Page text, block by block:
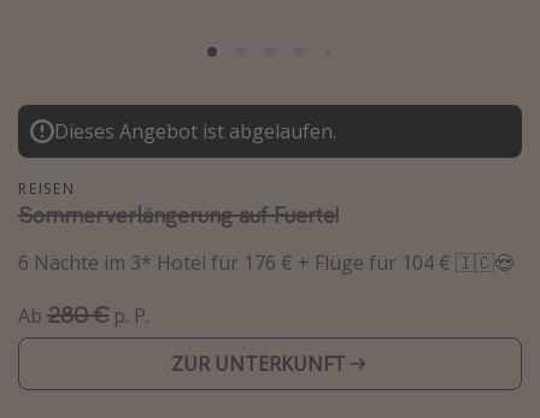
St. Lucia Urlaub
Kefalonia Urlaub
Krabi Urlaub
Tulum Urlaub
Sri Lanka Rundreise
Japan Rundreise
Dieses Angebot ist abgelaufen.
REISEN
Sommerverlängerung auf Fuerte!
6 Nächte im 3* Hotel für 176 € + Flüge für 104 € 🇮🇨😍
Ab 280 € p. P.
ZUR UNTERKUNFT